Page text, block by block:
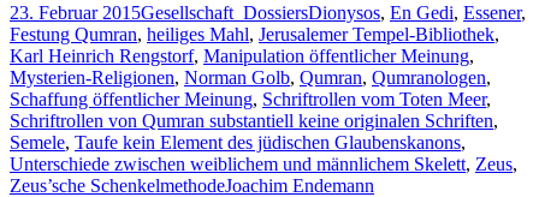
23. Februar 2015Gesellschaft_DossiersDionysos, En Gedi, Essener,
Festung Qumran, heiliges Mahl, Jerusalemer Tempel-Bibliothek,
Karl Heinrich Rengstorf, Manipulation öffentlicher Meinung,
Mysterien-Religionen, Norman Golb, Qumran, Qumranologen,
Schaffung öffentlicher Meinung, Schriftrollen vom Toten Meer,
Schriftrollen von Qumran substantiell keine originalen Schriften,
Semele, Taufe kein Element des jüdischen Glaubenskanons,
Unterschiede zwischen weiblichem und männlichem Skelett, Zeus,
Zeus’sche SchenkelmethodeJoachim Endemann